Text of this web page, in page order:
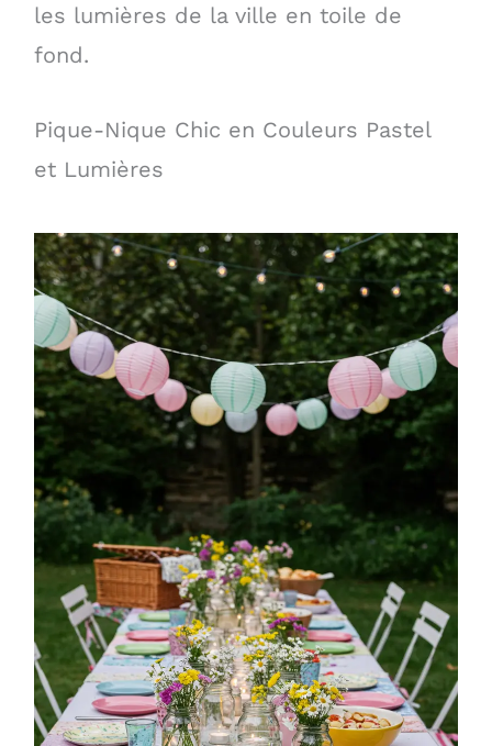
les lumières de la ville en toile de
fond.
Pique-Nique Chic en Couleurs Pastel
et Lumières